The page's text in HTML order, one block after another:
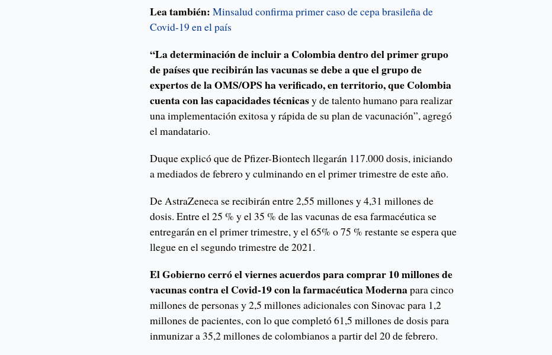
Lea también:Minsalud confirma primer caso de cepa brasileña de
Covid-19 en el país
“La determinación de incluir a Colombia dentro del primer grupo
de países que recibirán las vacunas se debe a que el grupo de
expertos de la OMS/OPS ha verificado, en territorio, que Colombia
cuenta con las capacidades técnicasy de talento humano para realizar
una implementación exitosa y rápida de su plan de vacunación”, agregó
el mandatario.
Duque explicó que de Pfizer-Biontech llegarán 117.000 dosis, iniciando
a mediados de febrero y culminando en el primer trimestre de este año.
De AstraZeneca se recibirán entre 2,55 millones y 4,31 millones de
dosis. Entre el 25 % y el 35 % de las vacunas de esa farmacéutica se
entregarán en el primer trimestre, y el 65% o 75 % restante se espera que
llegue en el segundo trimestre de 2021.
El Gobierno cerró el viernes acuerdos para comprar 10 millones de
vacunas contra el Covid-19 con la farmacéutica Modernapara cinco
millones de personas y 2,5 millones adicionales con Sinovac para 1,2
millones de pacientes, con lo que completó 61,5 millones de dosis para
inmunizar a 35,2 millones de colombianos a partir del 20 de febrero.